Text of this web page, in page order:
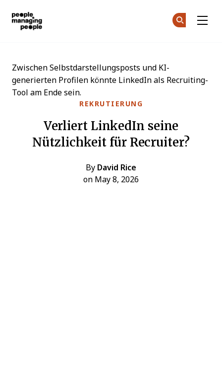
REKRUTIERUNG
Verliert LinkedIn seine
Nützlichkeit für Recruiter?
By David Rice
on May 8, 2026
Zwischen Selbstdarstellungsposts und KI-
generierten Profilen könnte LinkedIn als Recruiting-
Tool am Ende sein.